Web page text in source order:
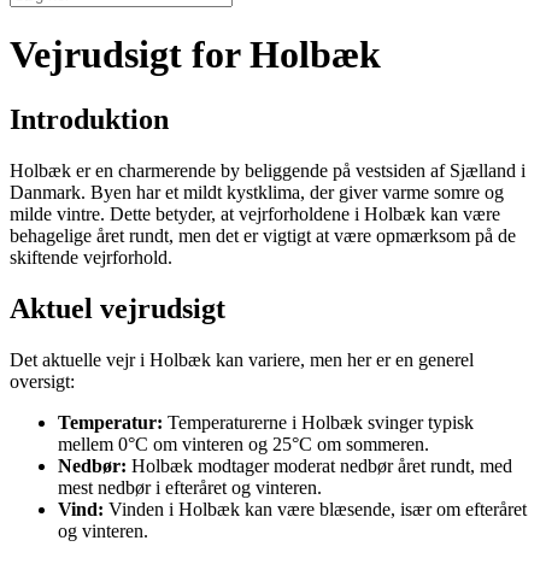
Vejrudsigt for Holbæk
Introduktion
Holbæk er en charmerende by beliggende på vestsiden af Sjælland i
Danmark. Byen har et mildt kystklima, der giver varme somre og
milde vintre. Dette betyder, at vejrforholdene i Holbæk kan være
behagelige året rundt, men det er vigtigt at være opmærksom på de
skiftende vejrforhold.
Aktuel vejrudsigt
Det aktuelle vejr i Holbæk kan variere, men her er en generel
oversigt:
Temperatur: Temperaturerne i Holbæk svinger typisk
mellem 0°C om vinteren og 25°C om sommeren.
Nedbør: Holbæk modtager moderat nedbør året rundt, med
mest nedbør i efteråret og vinteren.
Vind: Vinden i Holbæk kan være blæsende, især om efteråret
og vinteren.